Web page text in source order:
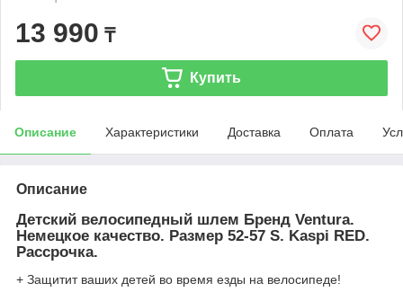
13 990 ₸
Купить
Описание Характеристики Доставка Оплата
Описание
Детский велосипедный шлем Бренд Ventura.
Немецкое качество. Размер 52-57 S. Kaspi RED.
Рассрочка.
+ Защитит ваших детей во время езды на велосипеде!